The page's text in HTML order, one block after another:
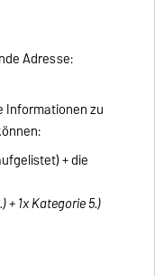
Adresse:
Informationen zu
+ die
+ 1x Kategorie 5.)